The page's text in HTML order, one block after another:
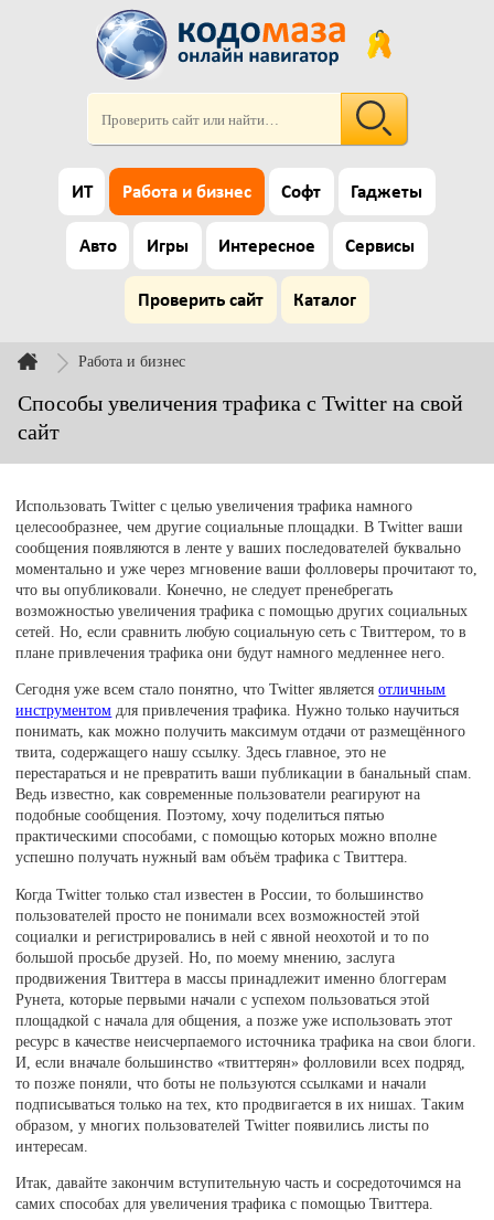
ИТ Работа и бизнес Софт Гаджеты
Авто Игры Интересное Сервисы
Проверить сайт Каталог
Работа и бизнес
Способы увеличения трафика с Twitter на свой
сайт
Использовать Twitter с целью увеличения трафика намного
целесообразнее, чем другие социальные площадки. В Twitter ваши
сообщения появляются в ленте у ваших последователей буквально
моментально и уже через мгновение ваши фолловеры прочитают то,
что вы опубликовали. Конечно, не следует пренебрегать
возможностью увеличения трафика с помощью других социальных
сетей. Но, если сравнить любую социальную сеть с Твиттером, то в
плане привлечения трафика они будут намного медленнее него.
Сегодня уже всем стало понятно, что Twitter являетсяотличным
инструментом для привлечения трафика. Нужно только научиться
понимать, как можно получить максимум отдачи от размещённого
твита, содержащего нашу ссылку. Здесь главное, это не
перестараться и не превратить ваши публикации в банальный спам.
Ведь известно, как современные пользователи реагируют на
подобные сообщения. Поэтому, хочу поделиться пятью
практическими способами, с помощью которых можно вполне
успешно получать нужный вам объём трафика с Твиттера.
Когда Twitter только стал известен в России, то большинство
пользователей просто не понимали всех возможностей этой
социалки и регистрировались в ней с явной неохотой и то по
большой просьбе друзей. Но, по моему мнению, заслуга
продвижения Твиттера в массы принадлежит именно блоггерам
Рунета, которые первыми начали с успехом пользоваться этой
площадкой с начала для общения, а позже уже использовать этот
ресурс в качестве неисчерпаемого источника трафика на свои блоги.
И, если вначале большинство «твиттерян» фолловили всех подряд,
то позже поняли, что боты не пользуются ссылками и начали
подписываться только на тех, кто продвигается в их нишах. Таким
образом, у многих пользователей Twitter появились листы по
интересам.
Итак, давайте закончим вступительную часть и сосредоточимся на
самих способах для увеличения трафика с помощью Твиттера.